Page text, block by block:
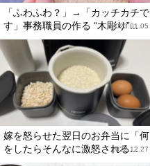
「ふわふわ？」→「カッチカチで
す」事務職員の作る “木彫り”...
2023.01.05
嫁を怒らせた翌日のお弁当に「何
をしたらそんなに激怒される...
2022.12.27